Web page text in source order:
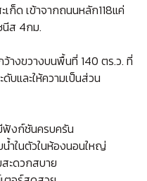
เก็ด เข้าจากถนนหลัก118แค่
นีส 4กม.
างขวางบนพื้นที่ 140 ตร.ว. ที่
บและให้ความเป็นส่วน
งก์ชันครบครัน
ำในตัวในห้องนอนใหญ่
ะดวกสบาย